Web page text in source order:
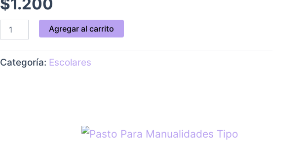
$1.200
Agregar al carrito
Categoría: Escolares